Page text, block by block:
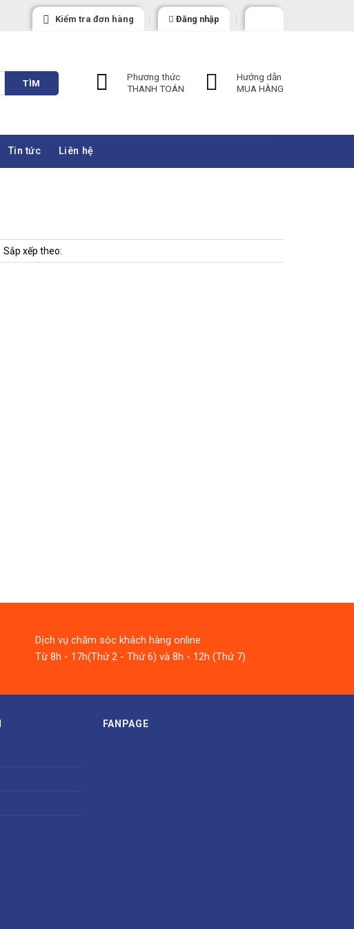
Kiểm tra đơn hàng Đăng nhập
TÌM
Phương thức
THANH TOÁN
Hướng dẫn
MUA HÀNG
Tin tức Liên hệ
Sắp xếp theo:
Dịch vụ chăm sóc khách hàng online
Từ 8h - 17h(Thứ 2 - Thứ 6) và 8h - 12h (Thứ 7)
FANPAGE